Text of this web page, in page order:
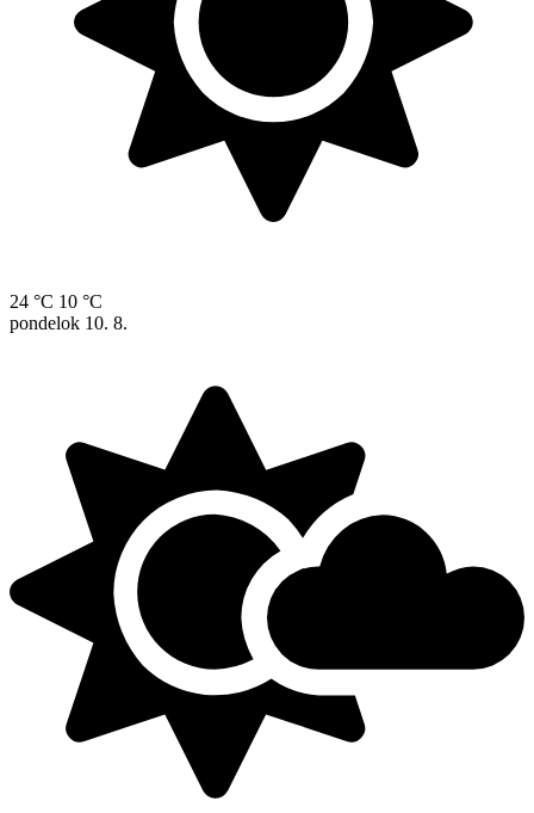
24 °C 10 °C
pondelok 10. 8.